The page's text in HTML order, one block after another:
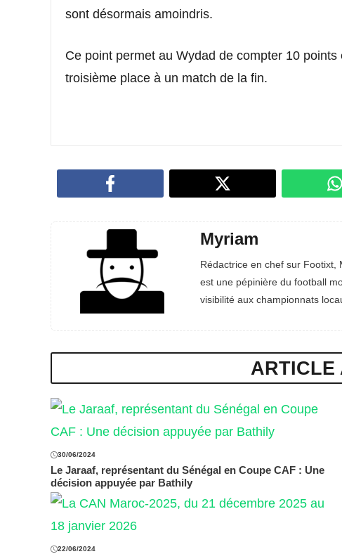
sont désormais amoindris.
Ce point permet au Wydad de compter 10
troisième place à un match de la fin.
Myriam
Rédactrice en chef sur Footixt,
est une pépinière du football
visibilité aux championnats
ARTICLE
30/06/2024
Le Jaraaf, représentant du Sénégal en Coupe CAF : Une
décision appuyée par Bathily
22/06/2024